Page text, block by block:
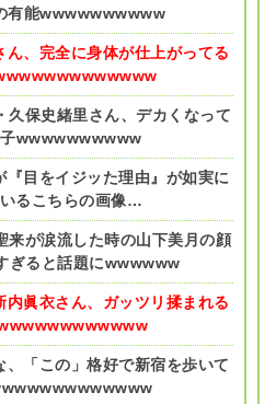
有能wwwwwwwwww
ん、完全に身体が仕上がってる
久保史緒里さん、デカくなって
子wwwwwwwwww
『目をイジッた理由』が如実に
るこちらの画像…
来が涙流した時の山下美月の顔
ぎると話題にwwwwww
内眞衣さん、ガッツリ揉まれる
、「この」格好で新宿を歩いて